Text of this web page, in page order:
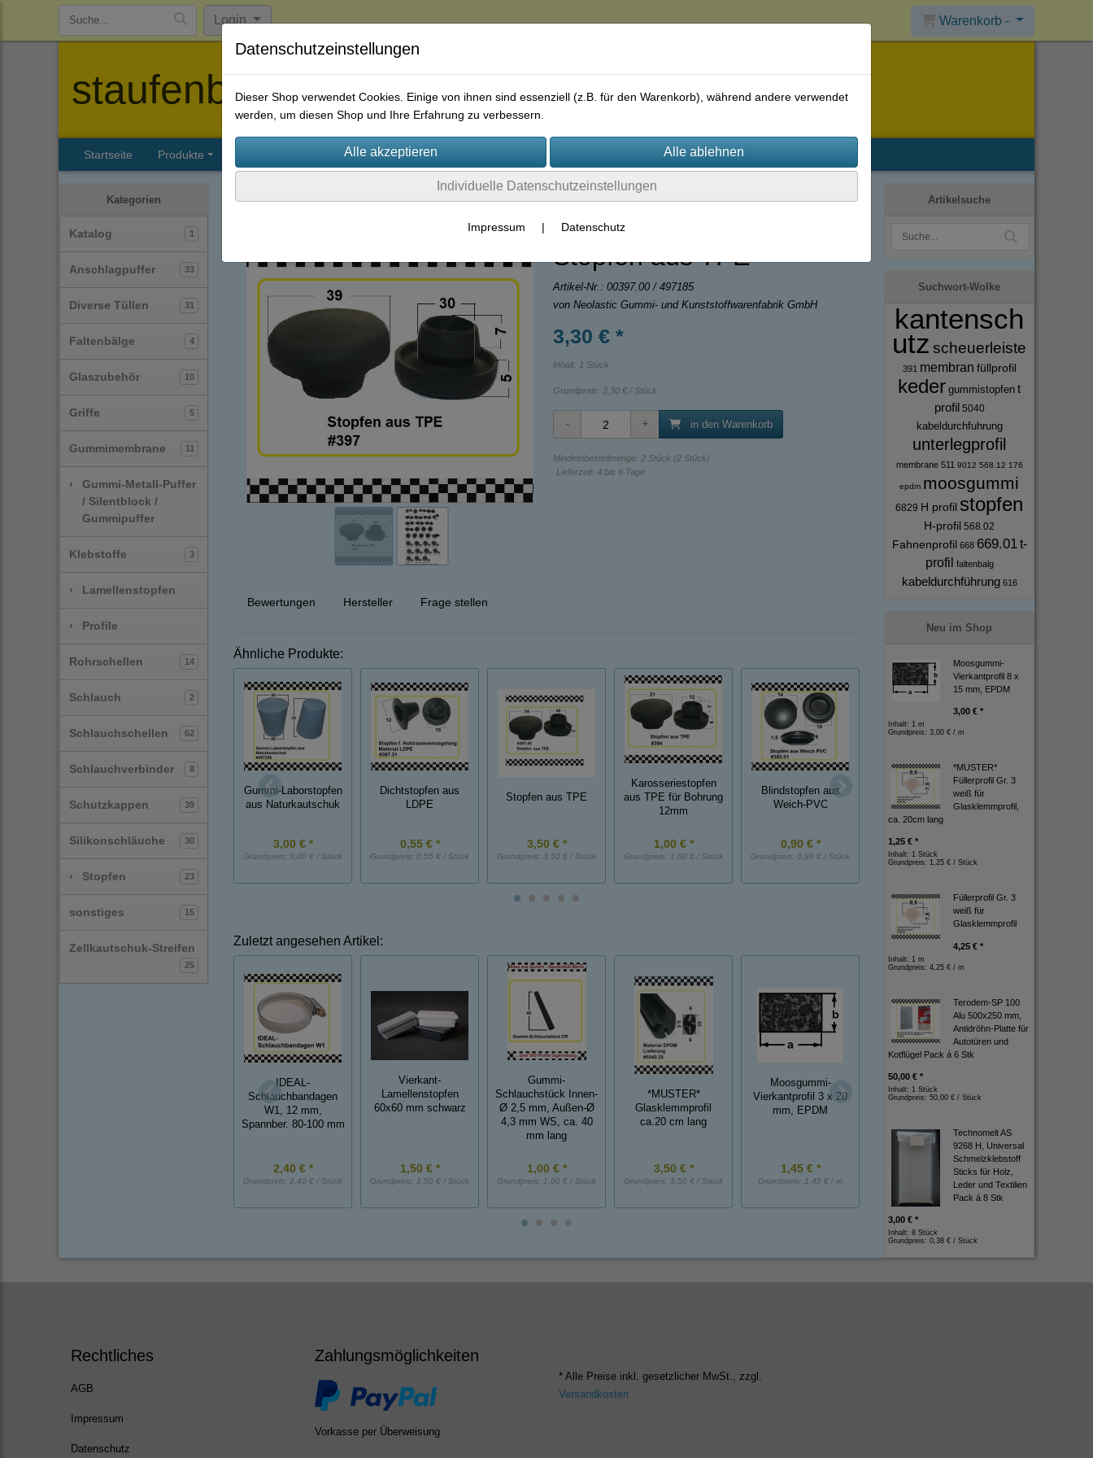
Login Warenkorb -
staufenbiel-berlin
Startseite Produkte Firmenhistorie AGB
Kategorien
Katalog 1
Anschlagpuffer 33
Diverse Tüllen 31
Faltenbälge 4
Glaszubehör 10
Griffe 5
Gummimembrane 11
›
Gummi-Metall-Puffer
/ Silentblock /
Gummipuffer
Klebstoffe 3
› Lamellenstopfen
› Profile
Rohrschellen 14
Schlauch 2
Schlauchschellen 62
Schlauchverbinder 8
Schutzkappen 39
Silikonschläuche 30
› Stopfen 23
sonstiges 15
Zellkautschuk-Streifen
25
Stopfen aus TPE
Artikel-Nr.: 00397.00 / 497185
von Neolastic Gummi- und Kunststoffwarenfabrik GmbH
3,30 € *
Inhalt: 1 Stück
Grundpreis: 3,30 € / Stück
in den Warenkorb
Mindestbestellmenge: 2 Stück (2 Stück)
Lieferzeit: 4 bis 6 Tage
Bewertungen Hersteller Frage stellen
Ähnliche Produkte:
Gummi-Laborstopfen
aus Naturkautschuk
3,00 € *
Grundpreis: 3,00 € / Stück
Dichtstopfen aus
LDPE
0,55 € *
Grundpreis: 0,55 € / Stück
Stopfen aus TPE
3,50 € *
Grundpreis: 3,50 € / Stück
Karosseriestopfen
aus TPE für Bohrung
12mm
1,00 € *
Grundpreis: 1,00 € / Stück
Blindstopfen aus
Weich-PVC
0,90 € *
Grundpreis: 0,90 € / Stück
Blindstopfen aus
Weich-PVC
1,40 € *
Grundpreis:1,40 € / Stück
Zuletzt angesehen Artikel:
IDEAL-
Schlauchbandagen
W1, 12 mm,
Spannber. 80-100 mm
2,40 € *
Grundpreis: 2,40 € / Stück
Vierkant-
Lamellenstopfen
60x60 mm schwarz
1,50 € *
Grundpreis: 1,50 € / Stück
Gummi-
Schlauchstück Innen-
Ø 2,5 mm, Außen-Ø
4,3 mm WS, ca. 40
mm lang
1,00 € *
Grundpreis: 1,00 € / Stück
*MUSTER*
Glasklemmprofil
ca.20 cm lang
3,50 € *
Grundpreis: 3,50 € / Stück
Moosgummi-
Vierkantprofil 3 x 20
mm, EPDM
1,45 € *
Grundpreis: 1,45 € / m
*MUSTER*
Glasklemmprofil
mm, ca.20 cm lang
3,00 € / Stück Grundpreis:
Artikelsuche
Suchwort-Wolke
kantensch
utz scheuerleiste
391 membran füllprofil
keder gummistopfen t
profil 5040
kabeldurchfuhrung
unterlegprofil
membrane 511 9012 568.12 176
epdm moosgummi
6829 H profil stopfen
H-profil 568.02
Fahnenprofil 668 669.01 t-
profil
faltenbalg
kabeldurchführung 616
Neu im Shop
Moosgummi-
Vierkantprofil 8 x
15 mm, EPDM
3,00 € *
Inhalt: 1 m
Grundpreis: 3,00 € / m
*MUSTER*
Füllerprofil Gr. 3
weiß für
Glasklemmprofil,
ca. 20cm lang
1,25 € *
Inhalt: 1 Stück
Grundpreis: 1,25 € / Stück
Füllerprofil Gr. 3
weiß für
Glasklemmprofil
4,25 € *
Inhalt: 1 m
Grundpreis: 4,25 € / m
Terodem-SP 100
Alu 500x250 mm,
Antidröhn-Platte für
Autotüren und
Kotflügel Pack á 6 Stk
50,00 € *
Inhalt: 1 Stück
Grundpreis: 50,00 € / Stück
Technomelt AS
9268 H, Universal
Schmelzklebstoff
Sticks für Holz,
Leder und Textilien
Pack á 8 Stk
3,00 € *
Inhalt: 8 Stück
Grundpreis: 0,38 € / Stück
Rechtliches
AGB
Impressum
Datenschutz
Zahlungsmöglichkeiten
Vorkasse per Überweisung
* Alle Preise inkl. gesetzlicher MwSt., zzgl.
Versandkosten
Datenschutzeinstellungen
Dieser Shop verwendet Cookies. Einige von ihnen sind essenziell (z.B. für den Warenkorb), während andere verwendet
werden, um diesen Shop und Ihre Erfahrung zu verbessern.
Individuelle Datenschutzeinstellungen
Impressum | Datenschutz